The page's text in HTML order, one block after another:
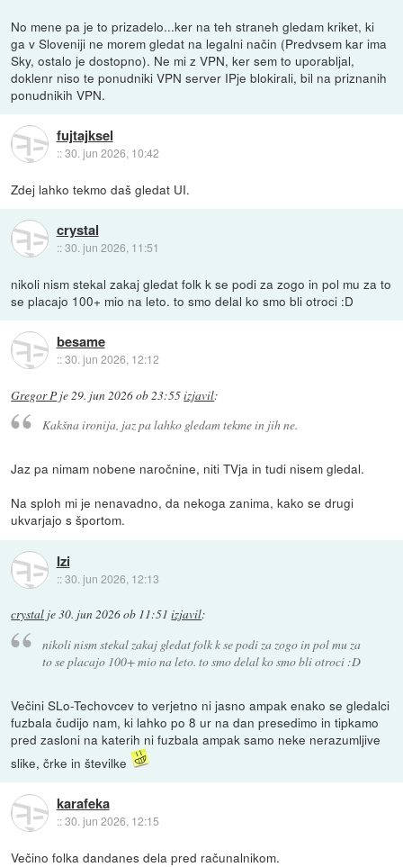
No mene pa je to prizadelo...ker na teh straneh gledam kriket, ki
ga v Sloveniji ne morem gledat na legalni način (Predvsem kar ima
Sky, ostalo je dostopno). Ne mi z VPN, ker sem to uporabljal,
doklenr niso te ponudniki VPN server IPje blokirali, bil na priznanih
ponudnikih VPN.
fujtajksel
::30. jun 2026, 10:42
Zdej lahko tekmo daš gledat UI.
crystal
::30. jun 2026, 11:51
nikoli nism stekal zakaj gledat folk k se podi za zogo in pol mu za to
se placajo 100+ mio na leto. to smo delal ko smo bli otroci :D
besame
::30. jun 2026, 12:12
Gregor P je29. jun 2026 ob 23:55izjavil:
Kakšna ironija, jaz pa lahko gledam tekme in jih ne.
Jaz pa nimam nobene naročnine, niti TVja in tudi nisem gledal.
Na sploh mi je nenavadno, da nekoga zanima, kako se drugi
ukvarjajo s športom.
Izi
::30. jun 2026, 12:13
crystal je30. jun 2026 ob 11:51 izjavil:
nikoli nism stekal zakaj gledat folk k se podi za zogo in pol mu za
to se placajo 100+ mio na leto. to smo delal ko smo bli otroci :D
Večini SLo-Techovcev to verjetno ni jasno ampak enako se gledalci
fuzbala čudijo nam, ki lahko po 8 ur na dan presedimo in tipkamo
pred zasloni na katerih ni fuzbala ampak samo neke nerazumljive
slike, črke in številke
karafeka
::30. jun 2026, 12:15
Večino folka dandanes dela pred računalnikom.